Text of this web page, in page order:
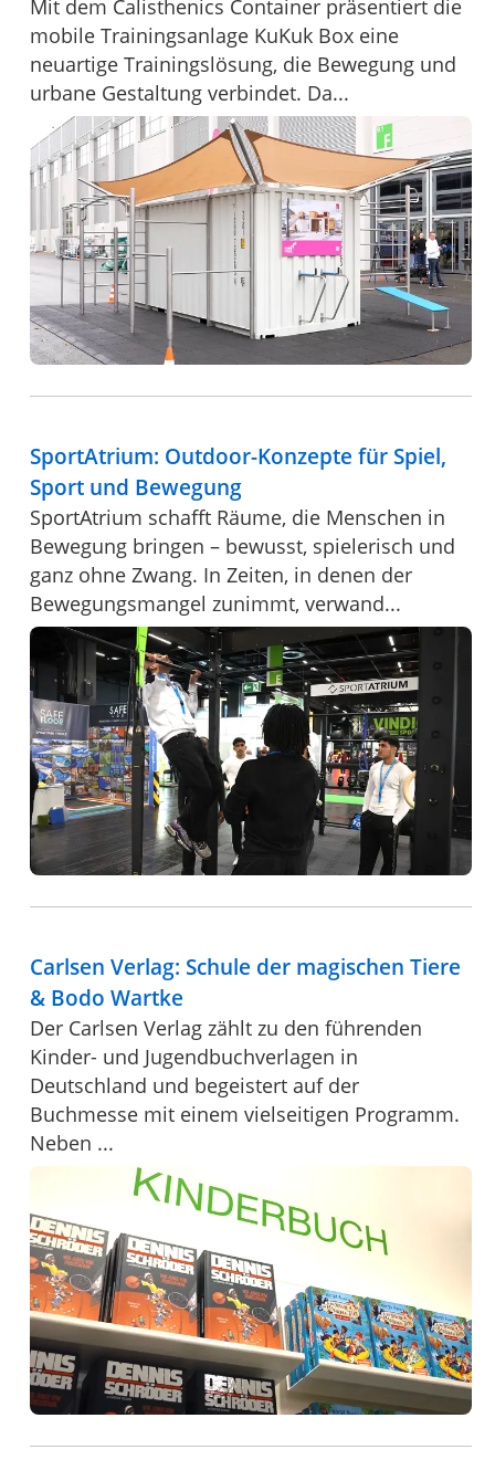
Mit dem Calisthenics Container präsentiert die
mobile Trainingsanlage KuKuk Box eine
neuartige Trainingslösung, die Bewegung und
urbane Gestaltung verbindet. Da...
SportAtrium: Outdoor-Konzepte für Spiel,
Sport und Bewegung
SportAtrium schafft Räume, die Menschen in
Bewegung bringen – bewusst, spielerisch und
ganz ohne Zwang. In Zeiten, in denen der
Bewegungsmangel zunimmt, verwand...
Carlsen Verlag: Schule der magischen Tiere
& Bodo Wartke
Der Carlsen Verlag zählt zu den führenden
Kinder- und Jugendbuchverlagen in
Deutschland und begeistert auf der
Buchmesse mit einem vielseitigen Programm.
Neben ...